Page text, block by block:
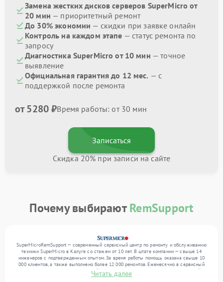
Замена жестких дисков серверов SuperMicro от
20 мин — приоритетный ремонт
До 30% экономии — скидки при заявке онлайн
Контроль на каждом этапе — статус ремонта по
запросу
Диагностика SuperMicro от 10 мин — точное
выявление
Официальная гарантия до 12 мес. — с
поддержкой после ремонта
от 5280 ₽Время работы: от 30 мин
Записаться
Скидка 20% при записи на сайте
Почему выбираютRemSupport
SuperMicroRemSupport — современный сервисный центр по ремонту и обслуживанию
техники SuperMicro в Калуге со стажем от 10 лет. В штате компании — свыше 14
инженеров с подтвержденным опытом. За время работы помощь оказана свыше 10
000 клиентов, а также выполнено более 12 000 ремонтов. Ежемесячно в сервисный
центр поступает более 300 устройств, включая , , . Мы беремся за задачи любой
сложности и предлагаем стабильный уровень сервиса благодаря квалификации
Читать далее